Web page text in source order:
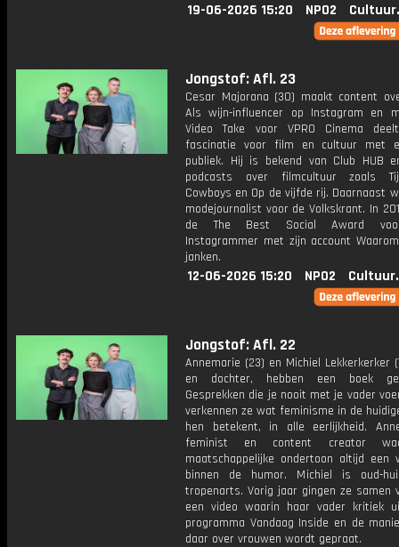
19-06-2026 15:20 NPO2
Jongstof: Afl. 23
Cesar Majorana (30) maakt content
Als wijn-influencer op Instagram en
Video Take voor VPRO Cinema
fascinatie voor film en cultuur met
publiek. Hij is bekend van Club HUB
podcasts over filmcultuur zoals
Cowboys en Op de vijfde rij. Daarnaast
modejournalist voor de Volkskrant. In
de The Best Social Award
Instagrammer met zijn account
janken.
12-06-2026 15:20 NPO2
Jongstof: Afl. 22
Annemarie (23) en Michiel Lekkerkerker
en dochter, hebben een boek
Gesprekken die je nooit met je vader
verkennen ze wat feminisme in de
hen betekent, in alle eerlijkheid.
feminist en content creator
maatschappelijke ondertoon altijd een
binnen de humor. Michiel is oud-
tropenarts. Vorig jaar gingen ze samen
een video waarin haar vader kritiek
programma Vandaag Inside en de
daar over vrouwen wordt gepraat.